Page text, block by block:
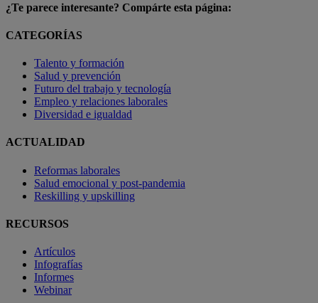
¿Te parece interesante? Compárte esta página:
CATEGORÍAS
Talento y formación
Salud y prevención
Futuro del trabajo y tecnología
Empleo y relaciones laborales
Diversidad e igualdad
ACTUALIDAD
Reformas laborales
Salud emocional y post-pandemia
Reskilling y upskilling
RECURSOS
Artículos
Infografías
Informes
Webinar